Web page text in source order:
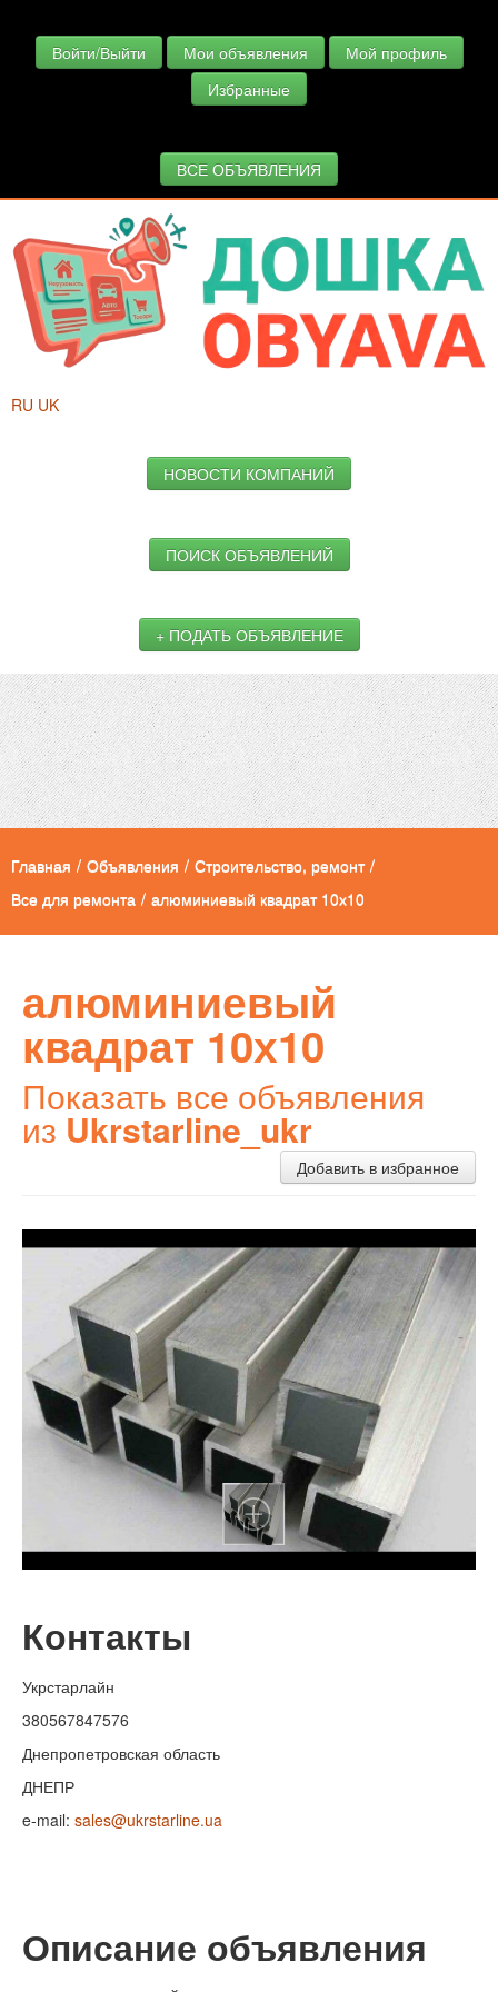
Войти/Выйти Мои объявления
Мой профиль
Избранные
ВСЕ ОБЪЯВЛЕНИЯ
RU UK
НОВОСТИ КОМПАНИЙ
ПОИСК ОБЪЯВЛЕНИЙ
+ ПОДАТЬ ОБЪЯВЛЕНИЕ
Главная / Объявления / Строительство, ремонт /
Все для ремонта / алюминиевый квадрат 10х10
алюминиевый
квадрат 10х10
Показать все объявления
из Ukrstarline_ukr
Добавить в избранное
Контакты
Укрстарлайн
380567847576
Днепропетровская область
ДНЕПР
e-mail: sales@ukrstarline.ua
Описание объявления